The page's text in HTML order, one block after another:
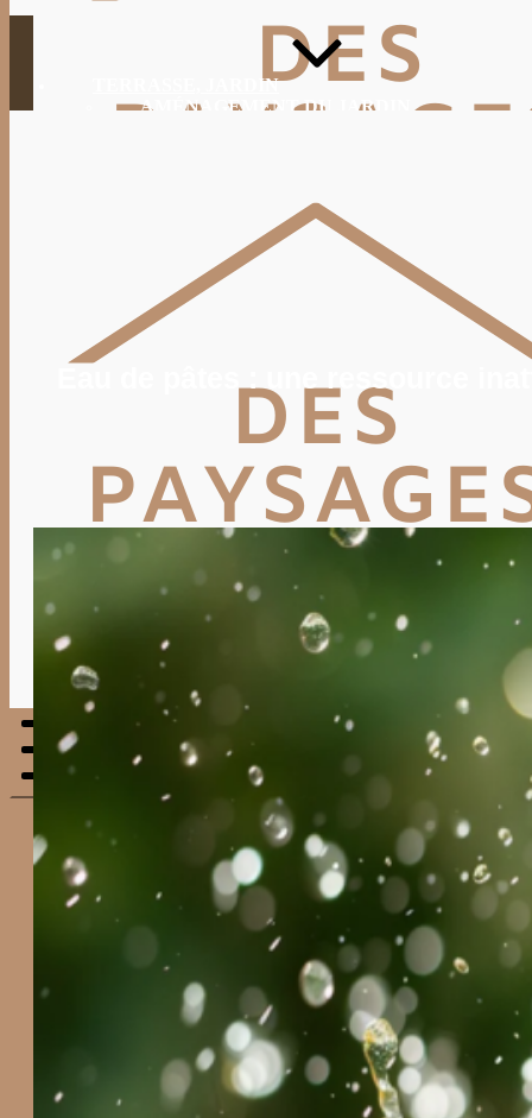
TERRASSE, JARDIN
AMÉNAGEMENT DU JARDIN
VIE PRATIQUE
ENERGIE
TRAVAUX
DEVIS
Rechercher
Rechercher :
mobile